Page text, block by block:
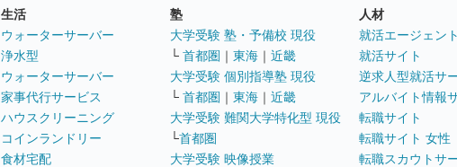
生活
ウォーターサーバー
浄水型
ウォーターサーバー
家事代行サービス
ハウスクリーニング
コインランドリー
食材宅配
塾
大学受験 塾・予備校 現役
└ 首都圏 ｜ 東海 ｜ 近畿
大学受験 個別指導塾 現役
└ 首都圏 ｜ 東海 ｜ 近畿
大学受験 難関大学特化型 現役
└首都圏
大学受験 映像授業
人材
就活エージェント
就活サイト
逆求人型就活サ
アルバイト情報
転職サイト
転職サイト 女性
転職スカウトサ